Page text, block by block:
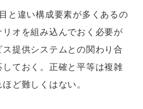
と違い構成要素が多くあるの
オを組み込んでおく必要が
提供システムとの関わり合
ておく。正確と平等は複雑
ど難しくはない。